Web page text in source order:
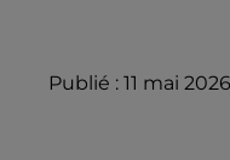
Publié : 11 mai